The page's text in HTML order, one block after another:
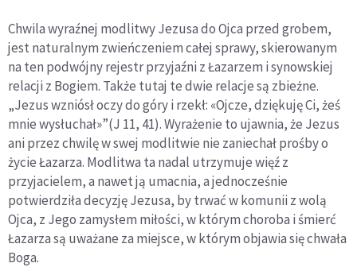
Chwila wyraźnej modlitwy Jezusa do Ojca przed grobem,
jest naturalnym zwieńczeniem całej sprawy, skierowanym
na ten podwójny rejestr przyjaźni z Łazarzem i synowskiej
relacji z Bogiem. Także tutaj te dwie relacje są zbieżne.
„Jezus wzniósł oczy do góry i rzekł: «Ojcze, dziękuję Ci, żeś
mnie wysłuchał»”(J 11, 41). Wyrażenie to ujawnia, że Jezus
ani przez chwilę w swej modlitwie nie zaniechał prośby o
życie Łazarza. Modlitwa ta nadal utrzymuje więź z
przyjacielem, a nawet ją umacnia, a jednocześnie
potwierdziła decyzję Jezusa, by trwać w komunii z wolą
Ojca, z Jego zamysłem miłości, w którym choroba i śmierć
Łazarza są uważane za miejsce, w którym objawia się chwała
Boga.